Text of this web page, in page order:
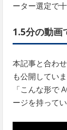
ーター選定で
1.5分の動画
本記事と合わ
も公開していま
「こんな形で
ージを持って